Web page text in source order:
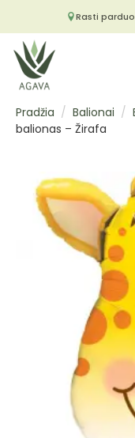
Rasti
Pradžia Balionai
balionas – Žirafa